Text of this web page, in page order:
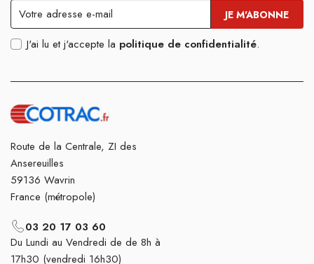
J'ai lu et j'accepte la politique de confidentialité.
Route de la Centrale, ZI des
Ansereuilles
59136 Wavrin
France (métropole)
03 20 17 03 60
Du Lundi au Vendredi de de 8h à
17h30 (vendredi 16h30)